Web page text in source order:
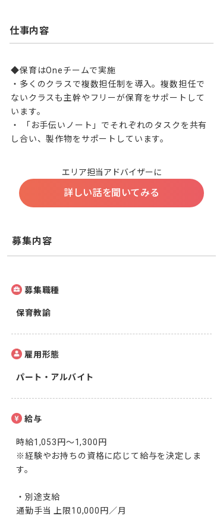
仕事内容
◆保育はOneチームで実施
・多くのクラスで複数担任制を導入。複数担任で
ないクラスも主幹やフリーが保育をサポートして
います。
・ 「お手伝いノート」でそれぞれのタスクを共有
し合い、製作物をサポートしています。
エリア担当アドバイザーに
詳しい話を聞いてみる
募集内容
募集職種
保育教諭
雇用形態
パート・アルバイト
給与
時給1,053円～1,300円
※経験やお持ちの資格に応じて給与を決定しま
す。
・別途支給
通勤手当 上限10,000円／月